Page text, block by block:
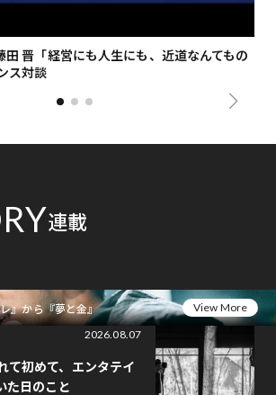
田 晋「経営にも人生にも、近道なんてもの
ス対談
連載
』から『夢と金』
View More
2026.08.07
て初めて、エンタテイ
た日のこと